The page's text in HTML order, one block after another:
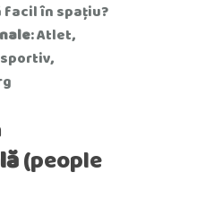
facil în spațiu?
: Atlet,
(people